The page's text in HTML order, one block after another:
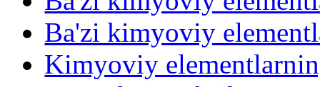
Ba'zi kimyoviy
Kimyoviy